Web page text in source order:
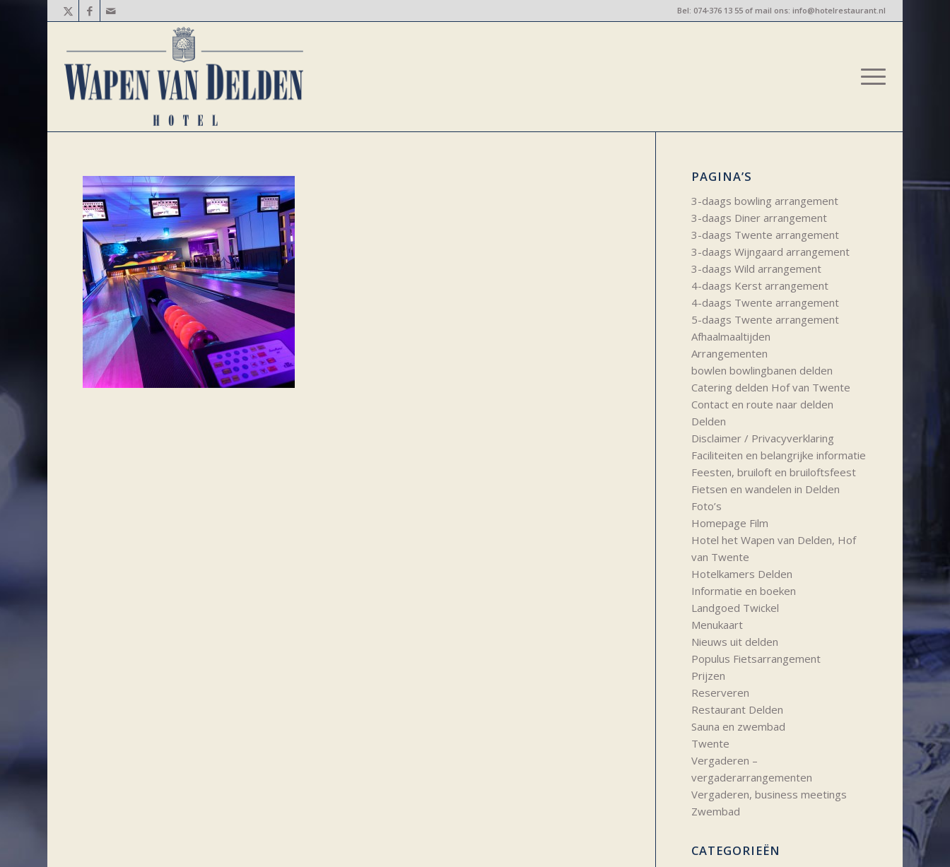
Bel: 074-376 13 55of mail ons: info@hotelrestaurant.nl
PAGINA’S
3-daags bowling arrangement
3-daags Diner arrangement
3-daags Twente arrangement
3-daags Wijngaard arrangement
3-daags Wild arrangement
4-daags Kerst arrangement
4-daags Twente arrangement
5-daags Twente arrangement
Afhaalmaaltijden
Arrangementen
bowlen bowlingbanen delden
Catering delden Hof van Twente
Contact en route naar delden
Delden
Disclaimer / Privacyverklaring
Faciliteiten en belangrijke informatie
Feesten, bruiloft en bruiloftsfeest
Fietsen en wandelen in Delden
Foto’s
Homepage Film
Hotel het Wapen van Delden, Hof
van Twente
Hotelkamers Delden
Informatie en boeken
Landgoed Twickel
Menukaart
Nieuws uit delden
Populus Fietsarrangement
Prijzen
Reserveren
Restaurant Delden
Sauna en zwembad
Twente
Vergaderen –
vergaderarrangementen
Vergaderen, business meetings
Zwembad
CATEGORIEËN